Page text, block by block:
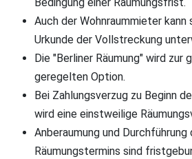
Auch der Wohnraummieter
Urkunde der Vollstreckung
Die "Berliner Räumung" wird zur
geregelten Option.
Bei Zahlungsverzug zu Beginn
wird eine einstweilige
Anberaumung und Durchführung
Räumungstermins sind